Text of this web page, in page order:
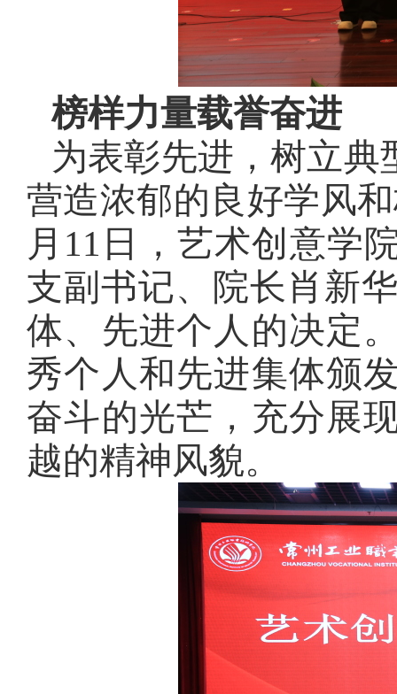
榜样力量载誉奋进
为表彰先进，树立
营造浓郁的良好学风
月11日，艺术创意学
支副书记、院长肖新
体、先进个人的决定
秀个人和先进集体颁
奋斗的光芒，充分展
越的精神风貌。